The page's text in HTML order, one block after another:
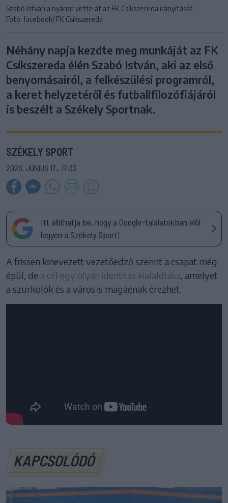
Szabó István a nyáron vette át az FK Csíkszereda irányítását
Fotó: facebook/ FK Csíkszereda
Néhány napja kezdte meg munkáját az FK
Csíkszereda élén Szabó István, aki az első
benyomásairól, a felkészülési programról,
a keret helyzetéről és futballfilozófiájáról
is beszélt a Székely Sportnak.
SZÉKELY SPORT
2026. JÚNIUS 17., 17:33
Itt állíthatja be, hogy a Google-találatokban elöl
legyen a Székely Sport!
A frissen kinevezett vezetőedző szerint a csapat még
épül, de a cél egy olyan identitás kialakítása, amelyet
a szurkolók és a város is magáénak érezhet.
KAPCSOLÓDÓ